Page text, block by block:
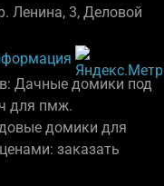
Ленина, 3, Деловой
Дачные домики под
для пмж.
домики для
заказать